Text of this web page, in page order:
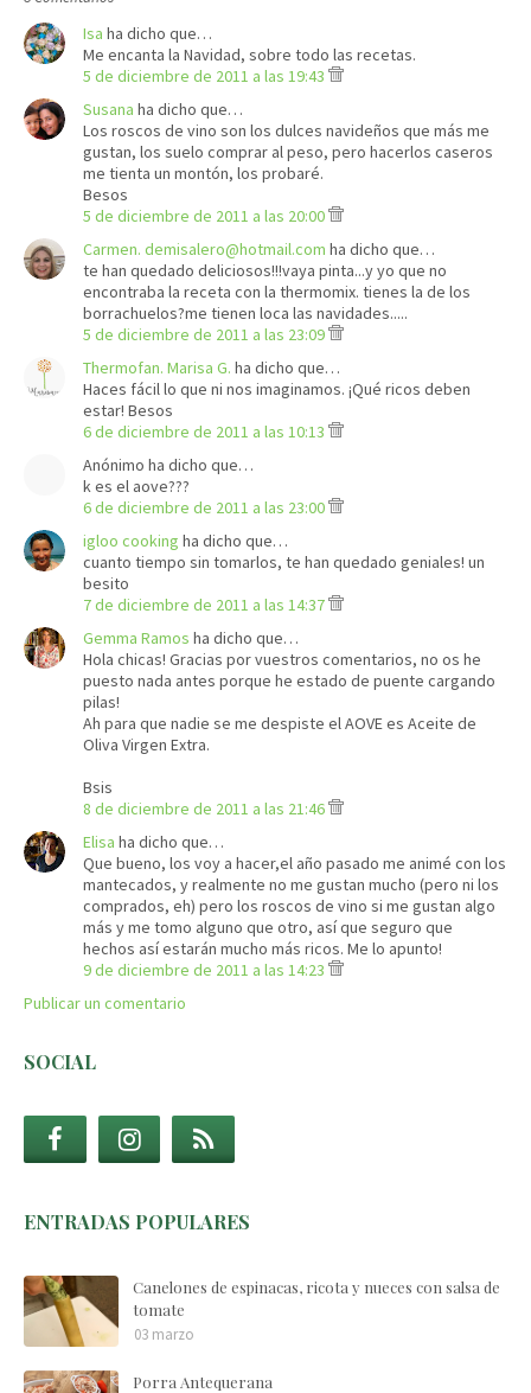
Isa ha dicho que…
Me encanta la Navidad, sobre todo las recetas.
5 de diciembre de 2011 a las 19:43
Susana ha dicho que…
Los roscos de vino son los dulces navideños que más me
gustan, los suelo comprar al peso, pero hacerlos caseros
me tienta un montón, los probaré.
Besos
5 de diciembre de 2011 a las 20:00
Carmen. demisalero@hotmail.com ha dicho que…
te han quedado deliciosos!!!vaya pinta...y yo que no
encontraba la receta con la thermomix. tienes la de los
borrachuelos?me tienen loca las navidades.....
5 de diciembre de 2011 a las 23:09
Thermofan. Marisa G. ha dicho que…
Haces fácil lo que ni nos imaginamos. ¡Qué ricos deben
estar! Besos
6 de diciembre de 2011 a las 10:13
Anónimo ha dicho que…
k es el aove???
6 de diciembre de 2011 a las 23:00
igloo cooking ha dicho que…
cuanto tiempo sin tomarlos, te han quedado geniales! un
besito
7 de diciembre de 2011 a las 14:37
Gemma Ramos ha dicho que…
Hola chicas! Gracias por vuestros comentarios, no os he
puesto nada antes porque he estado de puente cargando
pilas!
Ah para que nadie se me despiste el AOVE es Aceite de
Oliva Virgen Extra.
Bsis
8 de diciembre de 2011 a las 21:46
Elisa ha dicho que…
Que bueno, los voy a hacer,el año pasado me animé con los
mantecados, y realmente no me gustan mucho (pero ni los
comprados, eh) pero los roscos de vino si me gustan algo
más y me tomo alguno que otro, así que seguro que
hechos así estarán mucho más ricos. Me lo apunto!
9 de diciembre de 2011 a las 14:23
Publicar un comentario
SOCIAL
ENTRADAS POPULARES
Canelones de espinacas, ricota y nueces con salsa de
tomate
03 marzo
Porra Antequerana